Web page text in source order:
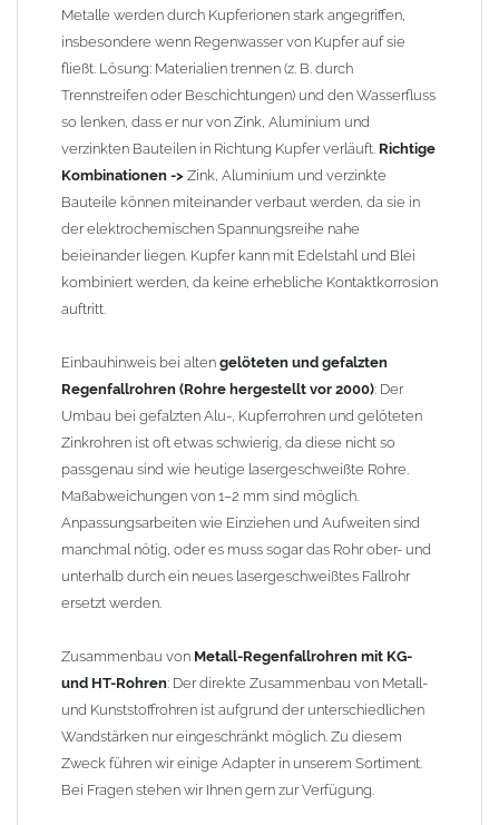
werden.
Zusammenbau vonMetall-Regenfallrohren mit KG- und HT-
Rohren: Der direkte Zusammenbau von Metall- und
Kunststoffrohren ist aufgrund der unterschiedlichen
Wandstärken nur eingeschränkt möglich. Zu diesem Zweck
führen wir einige Adapter in unserem Sortiment. Bei Fragen
stehen wir Ihnen gern zur Verfügung.
Metalle werden durch Kupferionen stark angegriffen,
insbesondere wenn Regenwasser von Kupfer auf sie
fließt. Lösung: Materialien trennen (z. B. durch
Trennstreifen oder Beschichtungen) und den Wasserfluss
so lenken, dass er nur von Zink, Aluminium und
verzinkten Bauteilen in Richtung Kupfer verläuft. Richtige
Kombinationen -> Zink, Aluminium und verzinkte
Bauteile können miteinander verbaut werden, da sie in
der elektrochemischen Spannungsreihe nahe
beieinander liegen. Kupfer kann mit Edelstahl und Blei
kombiniert werden, da keine erhebliche Kontaktkorrosion
auftritt.
Einbauhinweis bei alten gelöteten und gefalzten
Regenfallrohren (Rohre hergestellt vor 2000): Der
Umbau bei gefalzten Alu-, Kupferrohren und gelöteten
Zinkrohren ist oft etwas schwierig, da diese nicht so
passgenau sind wie heutige lasergeschweißte Rohre.
Maßabweichungen von 1–2 mm sind möglich.
Anpassungsarbeiten wie Einziehen und Aufweiten sind
manchmal nötig, oder es muss sogar das Rohr ober- und
unterhalb durch ein neues lasergeschweißtes Fallrohr
ersetzt werden.
Zusammenbau von Metall-Regenfallrohren mit KG-
und HT-Rohren: Der direkte Zusammenbau von Metall-
und Kunststoffrohren ist aufgrund der unterschiedlichen
Wandstärken nur eingeschränkt möglich. Zu diesem
Zweck führen wir einige Adapter in unserem Sortiment.
Bei Fragen stehen wir Ihnen gern zur Verfügung.